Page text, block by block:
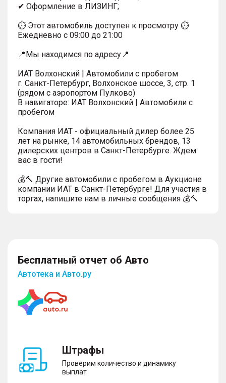
✔ Оформление в ЛИЗИНГ;
⏱ Этот автомобиль доступен к просмотру ⏱
Ежедневно с 09:00 до 21:00
📍Мы находимся по адресу📍
ИАТ Волхонский | Автомобили с пробегом
г. Санкт-Петербург, Волхонское шоссе, 3, стр. 1
(рядом с аэропортом Пулково)
В навигаторе: ИАТ Волхонский | Автомобили с
пробегом
Компания ИАТ - официальный дилер более 25
лет на рынке, 14 автомобильных брендов, 13
дилерских центров в Санкт-Петербурге. Ждем
вас в гости!
💰🔨 Другие автомобили с пробегом в Аукционе
компании ИАТ в Санкт-Петербурге! Для участия в
торгах, напишите нам в личные сообщения 💰🔨
Бесплатный отчет об Авто
Автотека и Авто.ру
Штрафы
Проверим количество и динамику
выплат